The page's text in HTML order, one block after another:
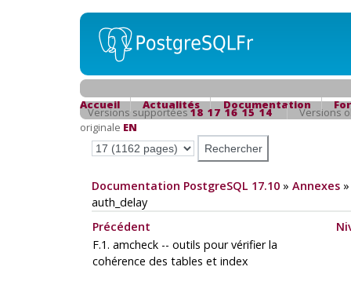
Accueil Actualités Documentation
Versions supportées18 17 16 15 14
Versions
originale EN
Documentation PostgreSQL 17.10» Annexes
auth_delay
Précédent
F.1. amcheck -- outils pour vérifier la
cohérence des tables et index